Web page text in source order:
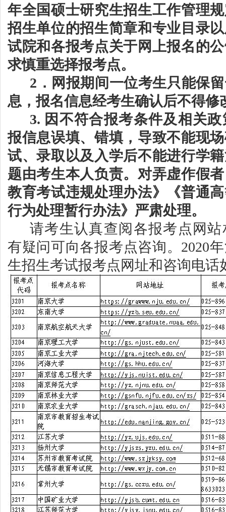
年全国硕士研究生招生工作管理
招生单位的招生简章和专业目录
试院和各报考点关于网上报名的
求慎重选择报考点。
2． 网报期间一位考生只能保
息，报名信息经考生确认后不得修
3. 因不符合报考条件及相关
报信息误填、错填，导致不能现
试、录取以及入学后不能进行学
题由考生本人负责。 对弄虚作假
教育考试违规处理办法》《普通
行为处理暂行办法》严肃处理。
请考生认真查阅各报考点网
有疑问可向各报考点咨询。 2020
生招生考试报考点网址和咨询电话